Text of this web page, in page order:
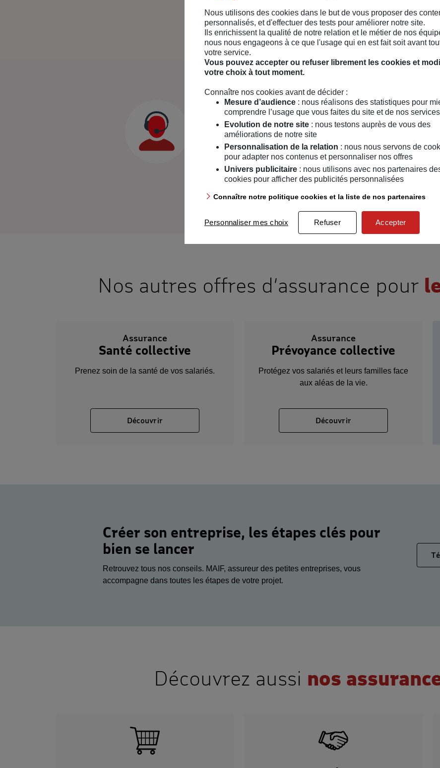
Obtenir un tarif
Vous avez des questions ?
Nos conseillers spécialisés sont à votre écoute au 09 78 97 98
opérateur. Du lundi au vendredi de 8h30 à 18h, horaires
Être rappelé par un conseiller
Nos autres offres d’assurance pour
Assurance
Santé collective
Prenez soin de la santé de vos salariés.
Découvrir Découvrir - accéder à la page Assurance Santé collective
Assurance
Prévoyance collective
Protégez vos salariés et leurs familles face
aux aléas de la vie.
Découvrir
Créer son entreprise, les étapes clés pour
bien se lancer
Retrouvez tous nos conseils. MAIF, assureur des petites entreprises, vous
accompagne dans toutes les étapes de votre projet.
Découvrez aussi nos
Nous utilisons des cookies dans le but de vous proposer des
personnalisés, et d'effectuer des tests pour améliorer notre site.
Ils enrichissent la qualité de notre relation et le métier de nos
nous nous engageons à ce que l'usage qui en est fait soit avant
votre service.
Vous pouvez accepter ou refuser librement les cookies et
votre choix à tout moment.
Connaître nos cookies avant de décider :
Mesure d’audience : nous réalisons des statistiques pour
comprendre l’usage que vous faites du site et de nos services
Evolution de notre site : nous testons auprès de vous des
améliorations de notre site
Personnalisation de la relation : nous nous servons de
pour adapter nos contenus et personnaliser nos offres
Univers publicitaire : nous utilisons avec nos partenaires
cookies pour afficher des publicités personnalisées
Connaître notre politique cookies et la liste de nos partenaires
Personnaliser mes choix Refuser Accepter